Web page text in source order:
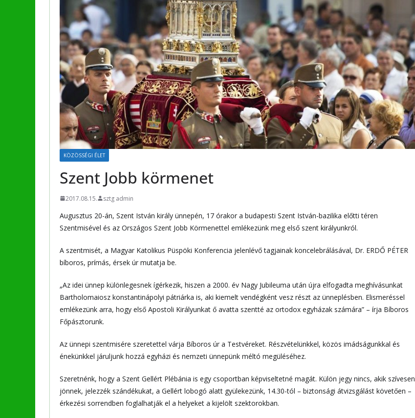
KÖZÖSSÉGI ÉLET
Szent Jobb körmenet
2017.08.15. sztg admin
Augusztus 20-án, Szent István király ünnepén, 17 órakor a budapesti Szent István-bazilika előtti téren
Szentmisével és az Országos Szent Jobb Körmenettel emlékezünk meg első szent királyunkról.
A szentmisét, a Magyar Katolikus Püspöki Konferencia jelenlévő tagjainak koncelebrálásával, Dr. ERDŐ PÉTER
bíboros, prímás, érsek úr mutatja be.
„Az idei ünnep különlegesnek ígérkezik, hiszen a 2000. év Nagy Jubileuma után újra elfogadta meghívásunkat
Bartholomaiosz konstantinápolyi pátriárka is, aki kiemelt vendégként vesz részt az ünneplésben. Elismeréssel
emlékezünk arra, hogy első Apostoli Királyunkat ő avatta szentté az ortodox egyházak számára” – írja Bíboros
Főpásztorunk.
Az ünnepi szentmisére szeretettel várja Bíboros úr a Testvéreket. Részvételünkkel, közös imádságunkkal és
énekünkkel járuljunk hozzá egyházi és nemzeti ünnepünk méltó megüléséhez.
Szeretnénk, hogy a Szent Gellért Plébánia is egy csoportban képviseltetné magát. Külön jegy nincs, akik szívesen
jönnek, jelezzék szándékukat, a Gellért lobogó alatt gyülekezünk, 14.30-tól – biztonsági átvizsgálást követően –
érkezési sorrendben foglalhatják el a helyeket a kijelölt szektorokban.